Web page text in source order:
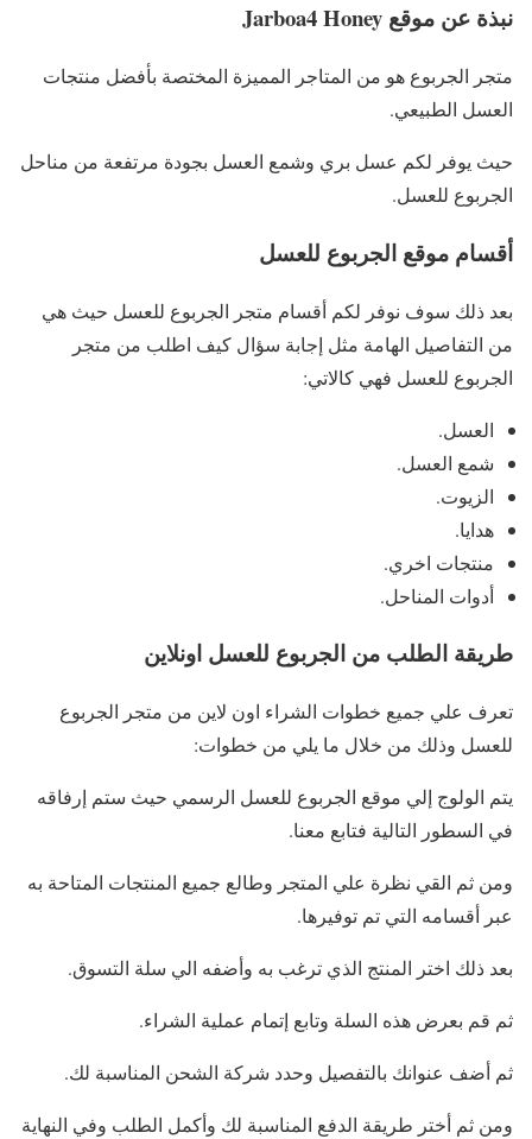
نبذة عن موقع Jarboa4 Honey
متجر الجربوع هو من المتاجر المميزة المختصة بأفضل منتجات
العسل الطبيعي.
حيث يوفر لكم عسل بري وشمع العسل بجودة مرتفعة من مناحل
الجربوع للعسل.
أقسام موقع الجربوع للعسل
بعد ذلك سوف نوفر لكم أقسام متجر الجربوع للعسل حيث هي
من التفاصيل الهامة مثل إجابة سؤال كيف اطلب من متجر
الجربوع للعسل فهي كالاتي:
العسل.
شمع العسل.
الزيوت.
هدايا.
منتجات اخري.
أدوات المناحل.
طريقة الطلب من الجربوع للعسل اونلاين
تعرف علي جميع خطوات الشراء اون لاين من متجر الجربوع
للعسل وذلك من خلال ما يلي من خطوات:
يتم الولوج إلي موقع الجربوع للعسل الرسمي حيث ستم إرفاقه
في السطور التالية فتابع معنا.
ومن ثم القي نظرة علي المتجر وطالع جميع المنتجات المتاحة به
عبر أقسامه التي تم توفيرها.
بعد ذلك اختر المنتج الذي ترغب به وأضفه الي سلة التسوق.
ثم قم بعرض هذه السلة وتابع إتمام عملية الشراء.
ثم أضف عنوانك بالتفصيل وحدد شركة الشحن المناسبة لك.
ومن ثم أختر طريقة الدفع المناسبة لك وأكمل الطلب وفي النهاية